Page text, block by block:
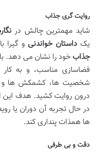
روایت گری جذاب
شاید مهمترین چالش در
یکداستان خواندنی و گیرا
جذاب خود را نشان می دهد.
فضاسازی مناسب، و به کار
شخصیت ها، کشمکش ها و
درون روایت کشید. هدف این
در حال تجربه آن دوران یا
ها همذات پنداری کند.
دقت و بی طرفی